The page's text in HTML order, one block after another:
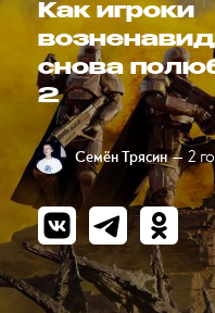
Как игроки
снова
2
Семён Трясин — 2